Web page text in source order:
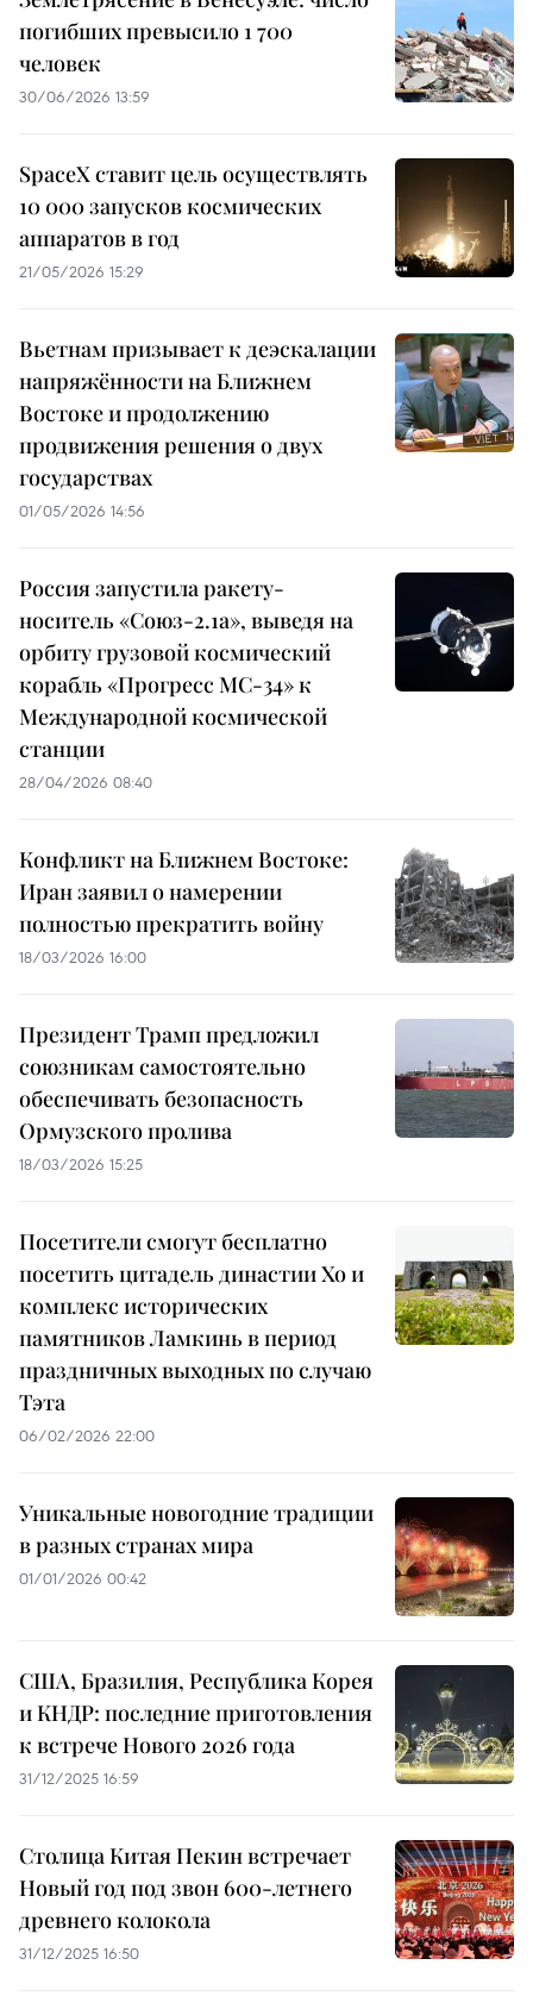
погибших превысило 1 700
человек
30/06/2026 13:59
SpaceX ставит цель осуществлять
10 000 запусков космических
аппаратов в год
21/05/2026 15:29
Вьетнам призывает к деэскалации
напряжённости на Ближнем
Востоке и продолжению
продвижения решения о двух
государствах
01/05/2026 14:56
Россия запустила ракету-
носитель «Союз-2.1а», выведя на
орбиту грузовой космический
корабль «Прогресс МС-34» к
Международной космической
станции
28/04/2026 08:40
Конфликт на Ближнем Востоке:
Иран заявил о намерении
полностью прекратить войну
18/03/2026 16:00
Президент Трамп предложил
союзникам самостоятельно
обеспечивать безопасность
Ормузского пролива
18/03/2026 15:25
Посетители смогут бесплатно
посетить цитадель династии Хо и
комплекс исторических
памятников Ламкинь в период
праздничных выходных по случаю
Тэта
06/02/2026 22:00
Уникальные новогодние традиции
в разных странах мира
01/01/2026 00:42
США, Бразилия, Республика Корея
и КНДР: последние приготовления
к встрече Нового 2026 года
31/12/2025 16:59
Столица Китая Пекин встречает
Новый год под звон 600-летнего
древнего колокола
31/12/2025 16:50